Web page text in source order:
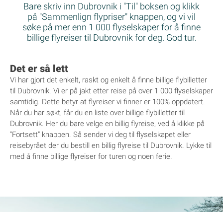
Bare skriv inn Dubrovnik i "Til" boksen og klikk
på "Sammenlign flypriser" knappen, og vi vil
søke på mer enn 1 000 flyselskaper for å finne
billige flyreiser til Dubrovnik for deg. God tur.
Det er så lett
Vi har gjort det enkelt, raskt og enkelt å finne billige flybilletter
til Dubrovnik. Vi er på jakt etter reise på over 1 000 flyselskaper
samtidig. Dette betyr at flyreiser vi finner er 100% oppdatert.
Når du har søkt, får du en liste over billige flybilletter til
Dubrovnik. Her du bare velge en billig flyreise, ved å klikke på
"Fortsett" knappen. Så sender vi deg til flyselskapet eller
reisebyrået der du bestill en billig flyreise til Dubrovnik. Lykke til
med å finne billige flyreiser for turen og noen ferie.